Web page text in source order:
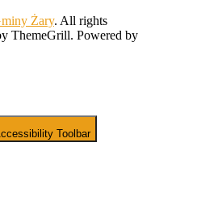
Żary. All rights
ThemeGrill. Powered by
Toolbar